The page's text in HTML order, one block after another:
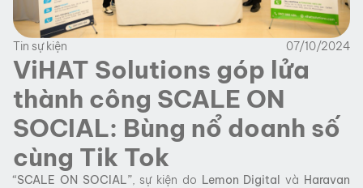
Tin sự kiện 07/10/2024
ViHAT Solutions góp lửa
thành công SCALE ON
SOCIAL: Bùng nổ doanh số
cùng Tik Tok
“SCALE ON SOCIAL”, sự kiện do Lemon Digital và Haravan